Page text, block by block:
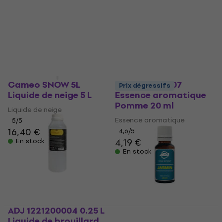
Cameo SNOW 5L
Liquide de neige 5 L
Liquide de neige
5/5
16,40 €
En stock
ADJ 1211200007
Essence aromatique
Pomme 20 ml
Essence aromatique
4,6/5
4,19 €
En stock
ADJ 1221200004 0.25 L
Prix dégressifs